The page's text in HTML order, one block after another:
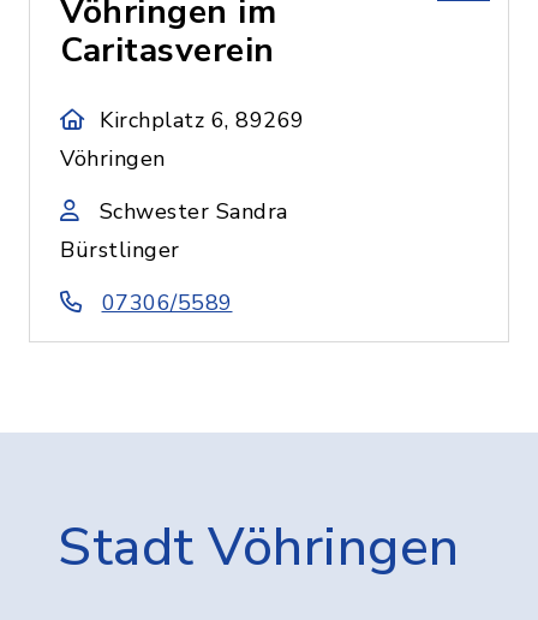
Vöhringen im
Caritasverein
Kirchplatz 6, 89269
Vöhringen
Schwester Sandra
Bürstlinger
07306/5589
Stadt Vöhringen